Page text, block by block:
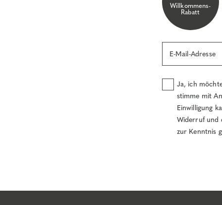
Willkommens-
Rabatt
E-Mail-Adresse
Ja, ich
stimme mit
Einwilligung
Widerruf und
zur Kenntnis